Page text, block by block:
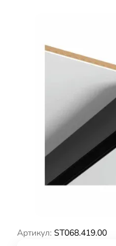
Артикул: ST068.419.00